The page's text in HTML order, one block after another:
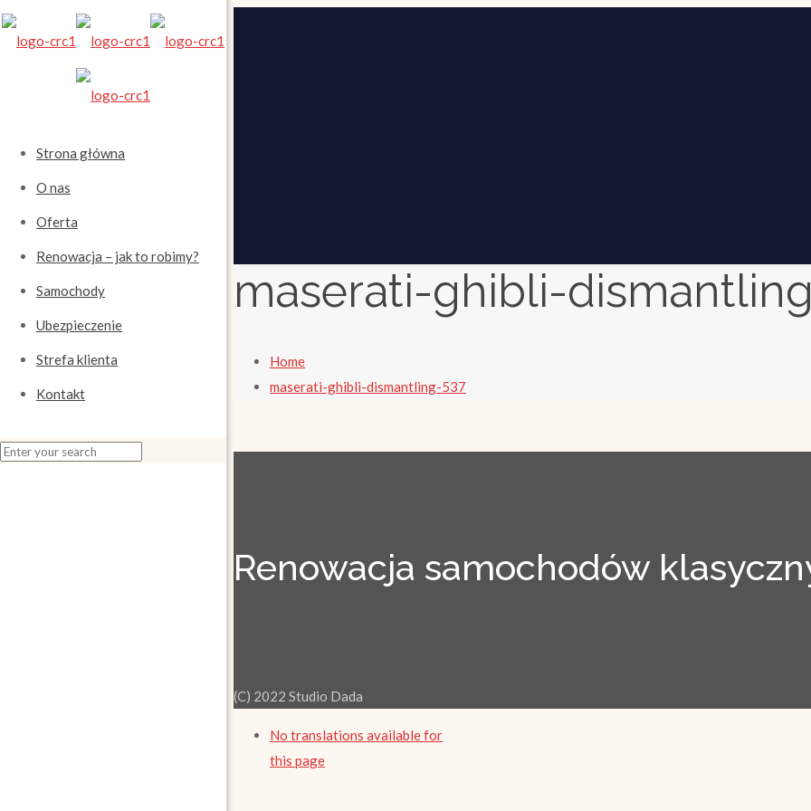
Strona główna
O nas
Oferta
Renowacja – jak to robimy?
Samochody
Ubezpieczenie
Strefa klienta
Kontakt
maserati-ghibli-
Home
maserati-ghibli-dismantling-537
Renowacja samochodów
(C) 2022 Studio Dada
No translations available for
this page